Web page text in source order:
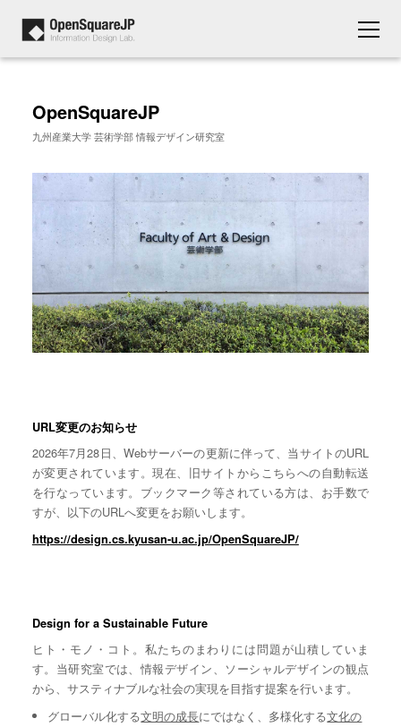
OpenSquareJP
九州産業大学 芸術学部 情報デザイン研究室
URL変更のお知らせ
2026年7月28日、Webサーバーの更新に伴って、当サイトのURL
が変更されています。現在、旧サイトからこちらへの自動転送
を行なっています。ブックマーク等されている方は、お手数で
すが、以下のURLへ変更をお願いします。
https://design.cs.kyusan-u.ac.jp/OpenSquareJP/
Design for a Sustainable Future
ヒト・モノ・コト。私たちのまわりには問題が山積していま
す。当研究室では、情報デザイン、ソーシャルデザインの観点
から、サスティナブルな社会の実現を目指す提案を行います。
グローバル化する文明の成長にではなく、多様化する文化の